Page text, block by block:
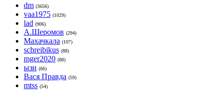
dm (3656)
vaa1975 (1029)
lad (906)
А.Шеромов (294)
Махачкала (107)
schreibikus (88)
mger2020 (88)
ызи (66)
Вася Правда (59)
mtss (54)